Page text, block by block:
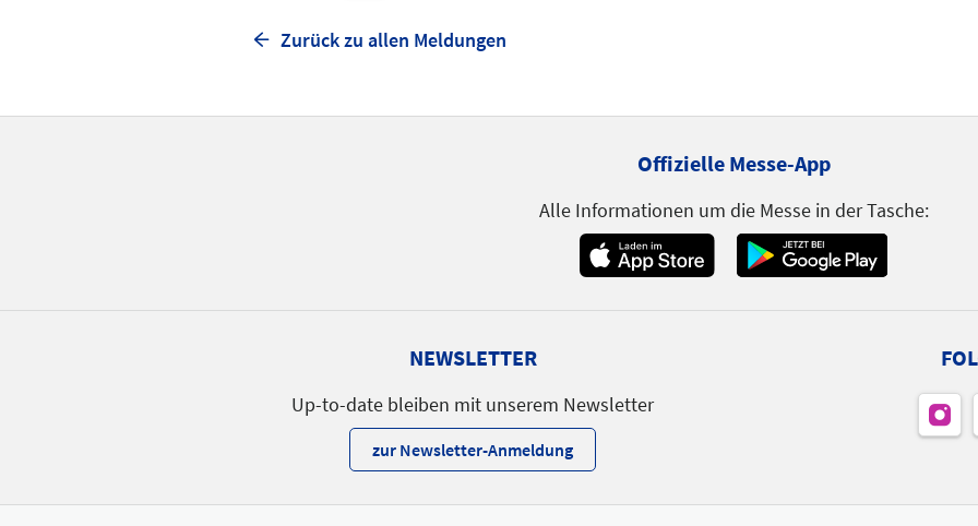
Zurück zu allen Meldungen
Offizielle Messe-App
Alle Informationen um die Messe in der Tasche:
NEWSLETTER
Up-to-date bleiben mit unserem Newsletter
zur Newsletter-Anmeldung